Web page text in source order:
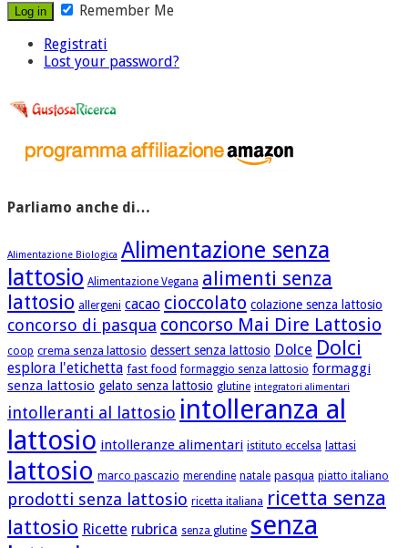
Remember Me
Registrati
Lost your password?
Parliamo anche di…
Alimentazione Biologica Alimentazione senza
lattosio Alimentazione Vegana alimenti senza
lattosio allergeni cacao cioccolato colazione senza lattosio
concorso di pasqua concorso Mai Dire Lattosio
coop crema senza lattosio dessert senza lattosio Dolce Dolci
esplora l'etichetta fast food formaggio senza lattosio formaggi
senza lattosio gelato senza lattosio glutine integratori alimentari
intolleranti al lattosio intolleranza al
lattosio intolleranze alimentari istituto eccelsa lattasi
lattosio marco pascazio merendine natale pasqua piatto italiano
prodotti senza lattosio ricetta italiana ricetta senza
lattosio Ricette rubrica senza glutine senza